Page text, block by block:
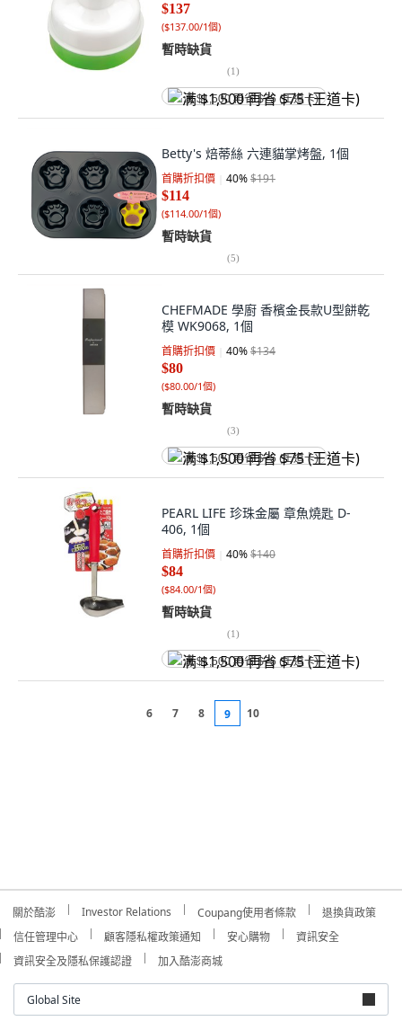
$137
($137.00/1個)
暫時缺貨
(1)
满 $1,500 再省 $75 (王道卡)
Betty's 焙蒂絲 六連貓掌烤盤, 1個
首購折扣價 40%$191
$114
($114.00/1個)
暫時缺貨
(5)
CHEFMADE 學廚 香檳金長款U型餅乾
模 WK9068, 1個
首購折扣價 40%$134
$80
($80.00/1個)
暫時缺貨
(3)
满 $1,500 再省 $75 (王道卡)
PEARL LIFE 珍珠金屬 章魚燒匙 D-
406, 1個
首購折扣價 40%$140
$84
($84.00/1個)
暫時缺貨
(1)
满 $1,500 再省 $75 (王道卡)
6 7 8 9 10
關於酷澎 Investor Relations Coupang使用者條款
退換貨政策
信任管理中心
顧客隱私權政策通知 安心購物
資訊安全
資訊安全及隱私保護認證
加入酷澎商城
Global Site